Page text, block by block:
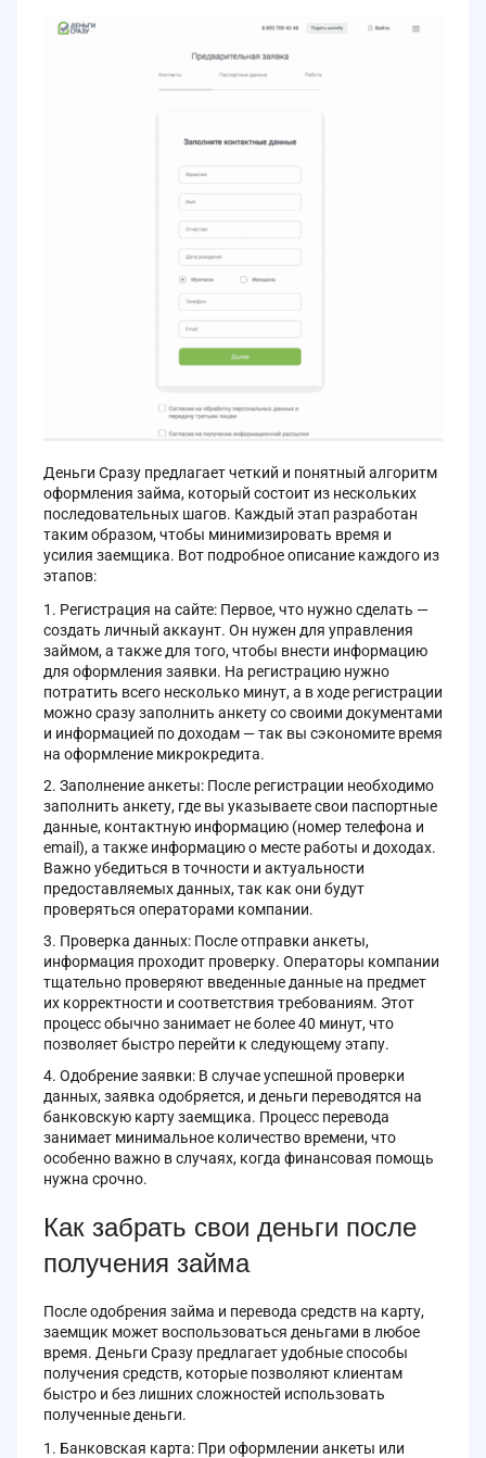
Деньги Сразу предлагает четкий и понятный алгоритм
оформления займа, который состоит из нескольких
последовательных шагов. Каждый этап разработан
таким образом, чтобы минимизировать время и
усилия заемщика. Вот подробное описание каждого из
этапов:
Регистрация на сайте: Первое, что нужно сделать —
создать личный аккаунт. Он нужен для управления
займом, а также для того, чтобы внести информацию
для оформления заявки. На регистрацию нужно
потратить всего несколько минут, а в ходе регистрации
можно сразу заполнить анкету со своими документами
и информацией по доходам — так вы сэкономите время
на оформление микрокредита.
Заполнение анкеты: После регистрации необходимо
заполнить анкету, где вы указываете свои паспортные
данные, контактную информацию (номер телефона и
email), а также информацию о месте работы и доходах.
Важно убедиться в точности и актуальности
предоставляемых данных, так как они будут
проверяться операторами компании.
Проверка данных: После отправки анкеты,
информация проходит проверку. Операторы компании
тщательно проверяют введенные данные на предмет
их корректности и соответствия требованиям. Этот
процесс обычно занимает не более 40 минут, что
позволяет быстро перейти к следующему этапу.
Одобрение заявки: В случае успешной проверки
данных, заявка одобряется, и деньги переводятся на
банковскую карту заемщика. Процесс перевода
занимает минимальное количество времени, что
особенно важно в случаях, когда финансовая помощь
нужна срочно.
Как забрать свои деньги после
получения займа
После одобрения займа и перевода средств на карту,
заемщик может воспользоваться деньгами в любое
время. Деньги Сразу предлагает удобные способы
получения средств, которые позволяют клиентам
быстро и без лишних сложностей использовать
полученные деньги.
Банковская карта: При оформлении анкеты или